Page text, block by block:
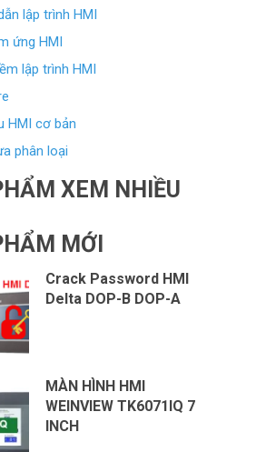
lập trình HMI
ứng HMI
lập trình HMI
HMI cơ bản
phân loại
XEM NHIỀU
MỚI
Crack Password HMI
Delta DOP-B DOP-A
MÀN HÌNH HMI
WEINVIEW TK6071IQ 7
INCH